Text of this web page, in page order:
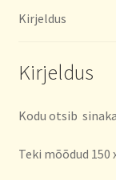
Kirjeldus
Kirjeldus
Kodu otsib
Teki mõõdud 150